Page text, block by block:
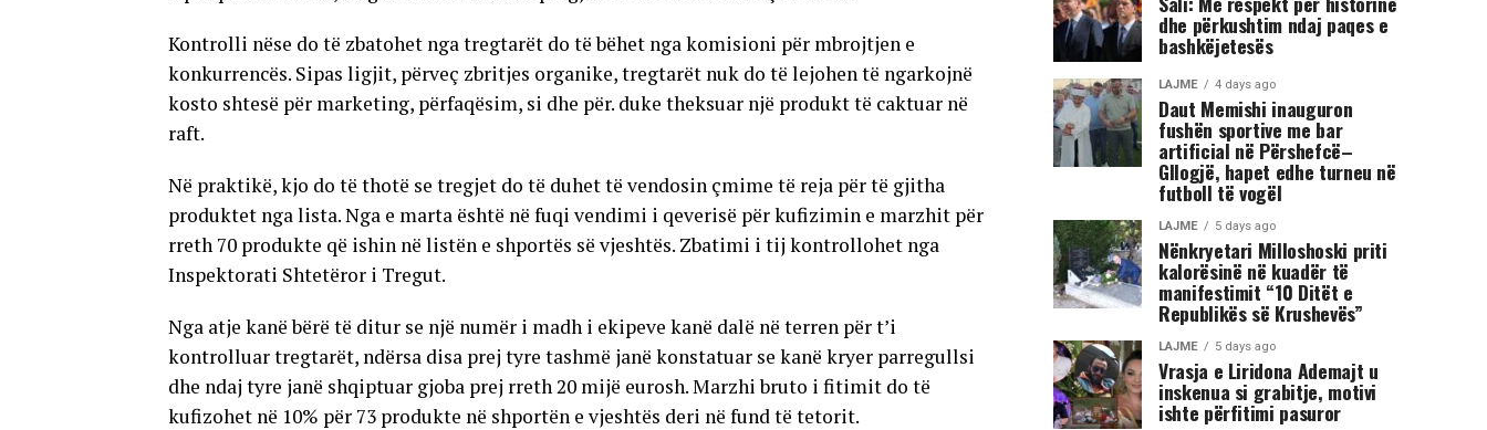
Kontrolli nëse do të zbatohet nga tregtarët do të bëhet nga komisioni për mbrojtjen e
konkurrencës. Sipas ligjit, përveç zbritjes organike, tregtarët nuk do të lejohen të ngarkojnë
kosto shtesë për marketing, përfaqësim, si dhe për. duke theksuar një produkt të caktuar në
raft.
Në praktikë, kjo do të thotë se tregjet do të duhet të vendosin çmime të reja për të gjitha
produktet nga lista. Nga e marta është në fuqi vendimi i qeverisë për kufizimin e marzhit për
rreth 70 produkte që ishin në listën e shportës së vjeshtës. Zbatimi i tij kontrollohet nga
Inspektorati Shtetëror i Tregut.
Nga atje kanë bërë të ditur se një numër i madh i ekipeve kanë dalë në terren për t’i
kontrolluar tregtarët, ndërsa disa prej tyre tashmë janë konstatuar se kanë kryer parregullsi
dhe ndaj tyre janë shqiptuar gjoba prej rreth 20 mijë eurosh. Marzhi bruto i fitimit do të
kufizohet në 10% për 73 produkte në shportën e vjeshtës deri në fund të tetorit.
dhe përkushtim ndaj paqes e
bashkëjetesës
LAJME 4 days ago
Daut Memishi inauguron
fushën sportive me bar
artificial në Përshefcë–
Gllogjë, hapet edhe turneu në
futboll të vogël
LAJME 5 days ago
Nënkryetari Milloshoski priti
kalorësinë në kuadër të
manifestimit “10 Ditët e
Republikës së Krushevës”
LAJME 5 days ago
Vrasja e Liridona Ademajt u
inskenua si grabitje, motivi
ishte përfitimi pasuror